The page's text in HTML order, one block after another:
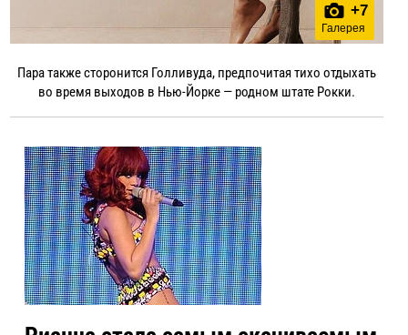
+7
Галерея
Пара также сторонится Голливуда, предпочитая тихо отдыхать
во время выходов в Нью-Йорке — родном штате Рокки.